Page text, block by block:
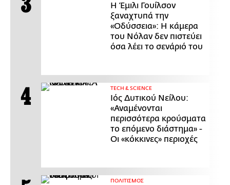
Η Έμιλι Γουίλσον
ξαναχτυπά την
«Οδύσσεια»: Η κάμερα
του Νόλαν δεν πιστεύει
όσα λέει το σενάριό του
ΤECH & SCIENCE
Ιός Δυτικού Νείλου:
«Αναμένονται
περισσότερα κρούσματα
το επόμενο διάστημα» -
Οι «κόκκινες» περιοχές
ΠΟΛΙΤΙΣΜΟΣ